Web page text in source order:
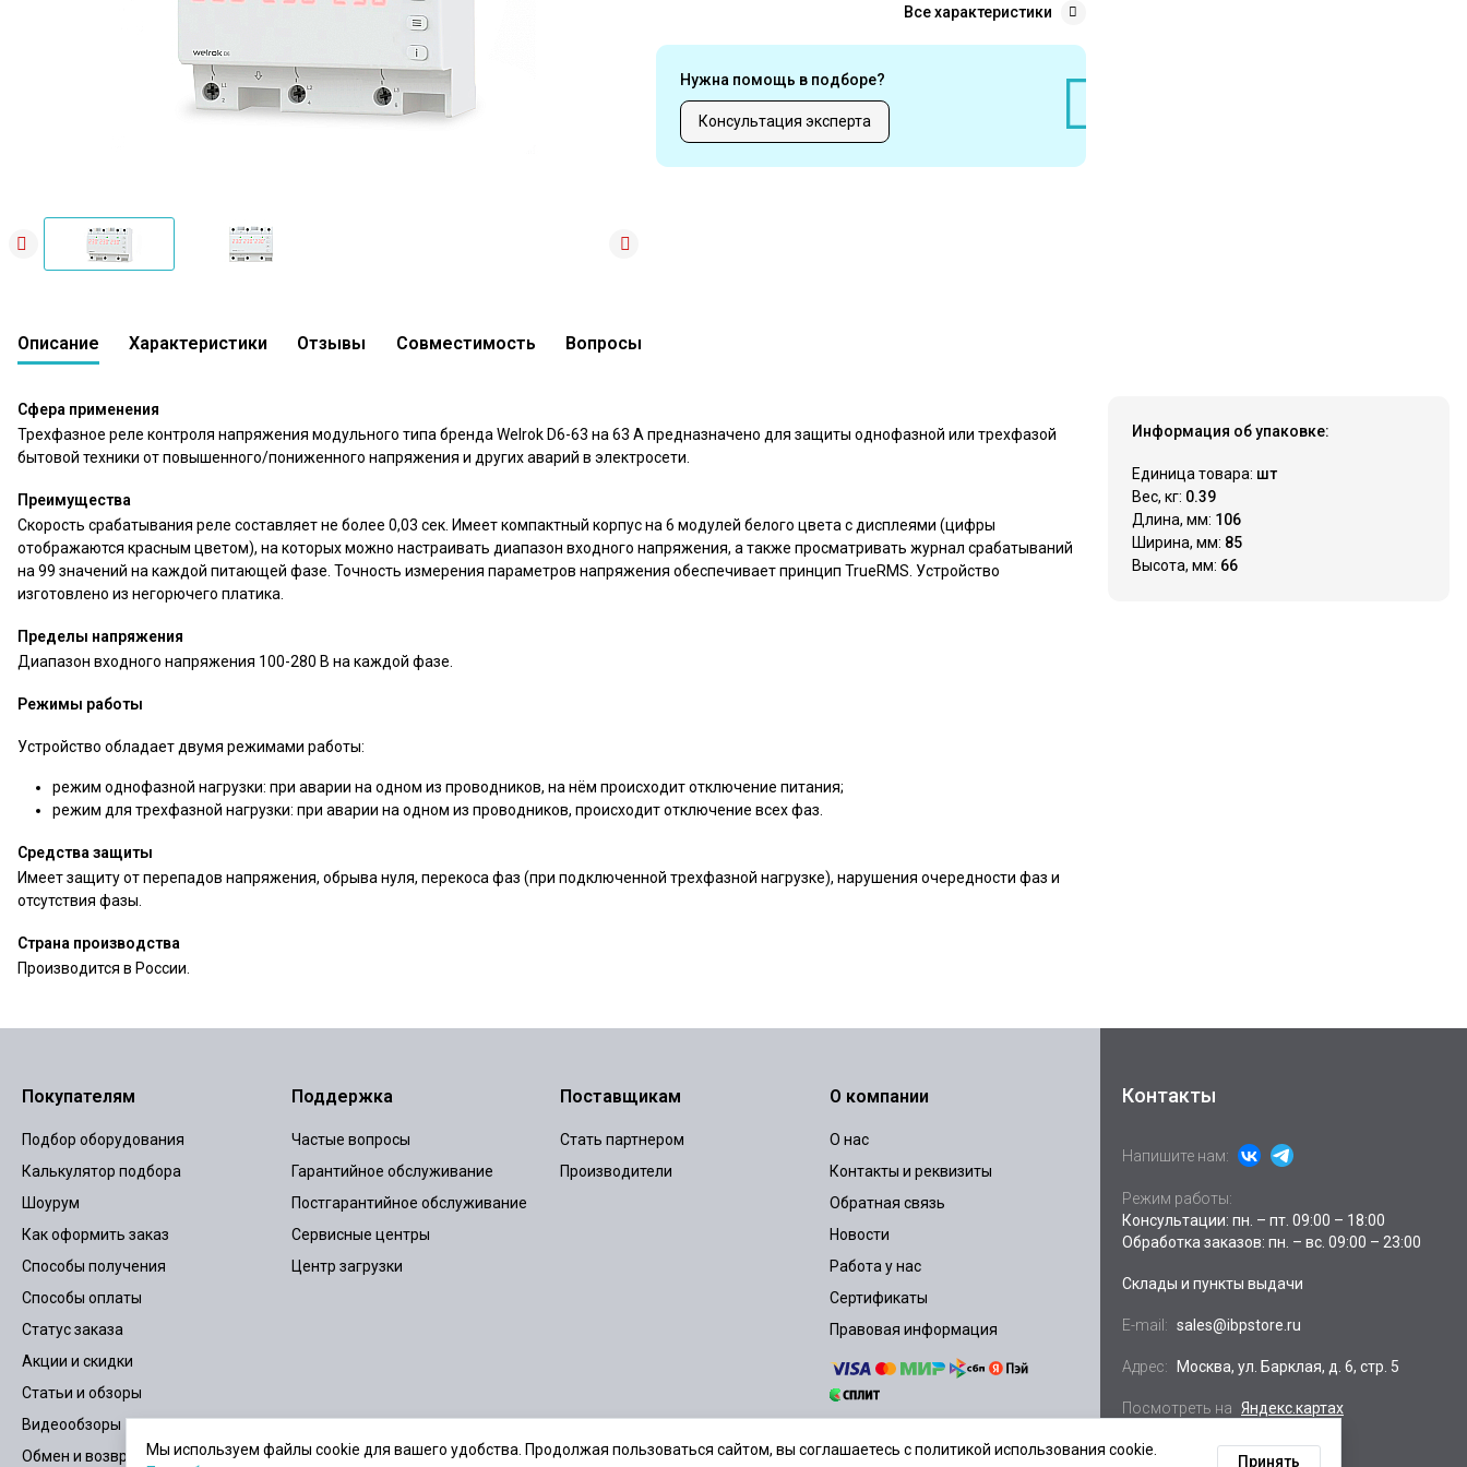
Все характеристики
Нужна помощь в подборе?
Консультация эксперта
Описание Характеристики Отзывы Совместимость Вопросы
Сфера применения
Трехфазное реле контроля напряжения модульного типа бренда Welrok D6-63 на 63 А предназначено для защиты однофазной или трехфазой
бытовой техники от повышенного/пониженного напряжения и других аварий в электросети.
Преимущества
Скорость срабатывания реле составляет не более 0,03 сек. Имеет компактный корпус на 6 модулей белого цвета с дисплеями (цифры
отображаются красным цветом), на которых можно настраивать диапазон входного напряжения, а также просматривать журнал срабатываний
на 99 значений на каждой питающей фазе. Точность измерения параметров напряжения обеспечивает принцип TrueRMS. Устройство
изготовлено из негорючего платика.
Пределы напряжения
Диапазон входного напряжения 100-280 В на каждой фазе.
Режимы работы
Устройство обладает двумя режимами работы:
режим однофазной нагрузки: при аварии на одном из проводников, на нём происходит отключение питания;
режим для трехфазной нагрузки: при аварии на одном из проводников, происходит отключение всех фаз.
Средства защиты
Имеет защиту от перепадов напряжения, обрыва нуля, перекоса фаз (при подключенной трехфазной нагрузке), нарушения очередности фаз и
отсутствия фазы.
Страна производства
Производится в России.
Информация об упаковке:
Единица товара: шт
Вес, кг: 0.39
Длина, мм: 106
Ширина, мм: 85
Высота, мм: 66
Покупателям
Подбор оборудования
Калькулятор подбора
Шоурум
Как оформить заказ
Способы получения
Способы оплаты
Статус заказа
Акции и скидки
Статьи и обзоры
Видеообзоры
Обмен и возврат
Поддержка
Частые вопросы
Гарантийное обслуживание
Постгарантийное обслуживание
Сервисные центры
Центр загрузки
Поставщикам
Стать партнером
Производители
О компании
О нас
Контакты и реквизиты
Обратная связь
Новости
Работа у нас
Сертификаты
Правовая информация
Контакты
Напишите нам:
Режим работы:
Консультации: пн. – пт. 09:00 – 18:00
Обработка заказов: пн. – вс. 09:00 – 23:00
Склады и пункты выдачи
E-mail: sales@ibpstore.ru
Адрес: Москва, ул. Барклая, д. 6, стр. 5
Посмотреть на Яндекс.картах
Мы используем файлы cookie для вашего удобства. Продолжая пользоваться сайтом, вы соглашаетесь с политикой использования cookie.
Принять